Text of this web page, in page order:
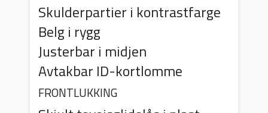
Skulderpartier i kontrastfarge
Belg i rygg
Justerbar i midjen
Avtakbar ID-kortlomme
FRONTLUKKING